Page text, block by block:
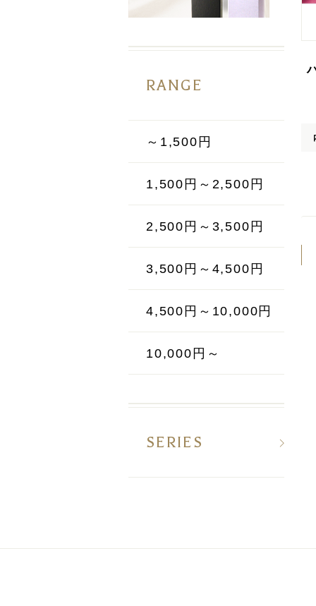
RANGE
～1,500円
1,500円～2,500円
2,500円～3,500円
3,500円～4,500円
4,500円～10,000円
10,000円～
SERIES